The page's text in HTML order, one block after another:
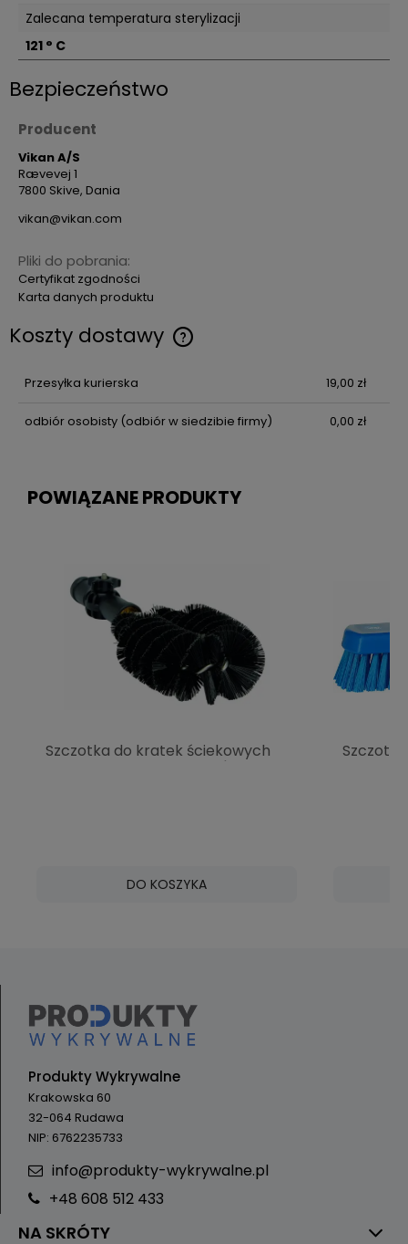
Zalecana temperatura sterylizacji
121 ° C
Bezpieczeństwo
Producent
Vikan A/S
Rævevej 1
7800 Skive, Dania
vikan@vikan.com
Pliki do pobrania:
Certyfikat zgodności
Karta danych produktu
Koszty dostawy
Przesyłka kurierska 19,00 zł
odbiór osobisty(odbiór w siedzibie firmy) 0,00 zł
POWIĄZANE PRODUKTY
Szczotka do kratek ściekowych
275 mm. twarda. czarna | VIKAN
DO KOSZYKA
NA SKRÓTY
Produkty Wykrywalne
Krakowska 60
32-064 Rudawa
NIP: 6762235733
info@produkty-wykrywalne.pl
+48 608 512 433